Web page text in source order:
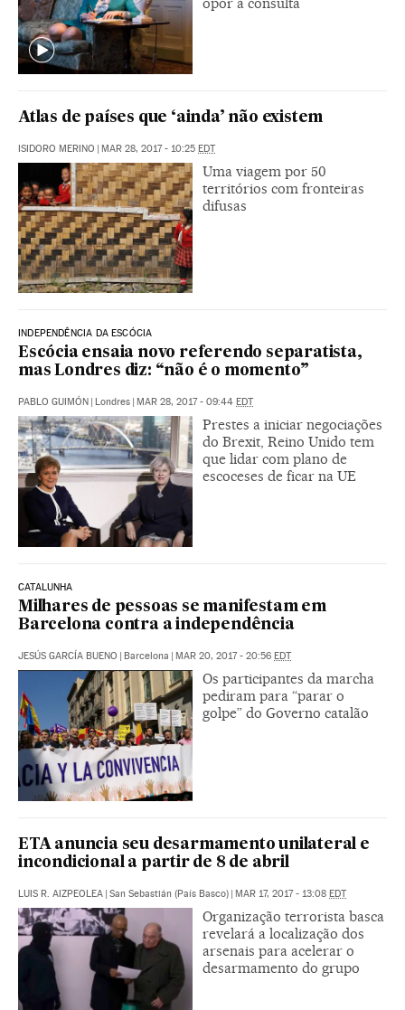
Atlas de países que ‘ainda’ não existem
ISIDORO MERINO | MAR 28, 2017 - 10:25 EDT
Uma viagem por 50
territórios com fronteiras
difusas
INDEPENDÊNCIA DA ESCÓCIA
Escócia ensaia novo referendo separatista,
mas Londres diz: “não é o momento”
PABLO GUIMÓN Londres MAR 28, 2017 - 09:44 EDT
Prestes a iniciar negociações
do Brexit, Reino Unido tem
que lidar com plano de
escoceses de ficar na UE
CATALUNHA
Milhares de pessoas se manifestam em
Barcelona contra a independência
JESÚS GARCÍA BUENO Barcelona MAR 20, 2017 - 20:56 EDT
Os participantes da marcha
pediram para “parar o
golpe” do Governo catalão
ETA anuncia seu desarmamento unilateral e
incondicional a partir de 8 de abril
LUIS R. AIZPEOLEA San Sebastián (País Basco) MAR 17, 2017 - 13:08 EDT
Organização terrorista basca
revelará a localização dos
arsenais para acelerar o
desarmamento do grupo